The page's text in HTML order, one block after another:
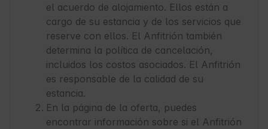
el acuerdo de alojamiento. Ellos están a
cargo de su estancia y de los servicios que
reserve con ellos. El Anfitrión también
determina la política de cancelación,
incluidos los costos asociados. El Anfitrión
es responsable de la calidad de su
estancia.
En la página de la oferta, puedes
encontrar información sobre si el Anfitrión